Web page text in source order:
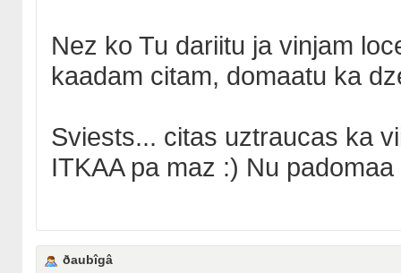
Nez ko Tu dariitu ja vinjam
kaadam citam, domaatu ka
Sviests... citas uztraucas ka
ITKAA pa maz :) Nu
ðaubîgâ